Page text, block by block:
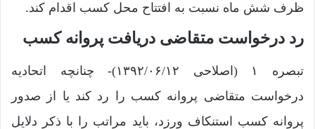
ظرف شش ماه نسبت به افتتاح ‌محل کسب اقدام کند.
رد درخواست متقاضی دریافت پروانه کسب
تبصره ۱ (اصلاحی ۱۳۹۲/۰۶/۱۲)- چنانچه اتحادیه
درخواست متقاضی پروانه کسب را رد کند یا از صدور
‌پروانه کسب استنکاف ورزد، باید مراتب را با ذکر دلایل